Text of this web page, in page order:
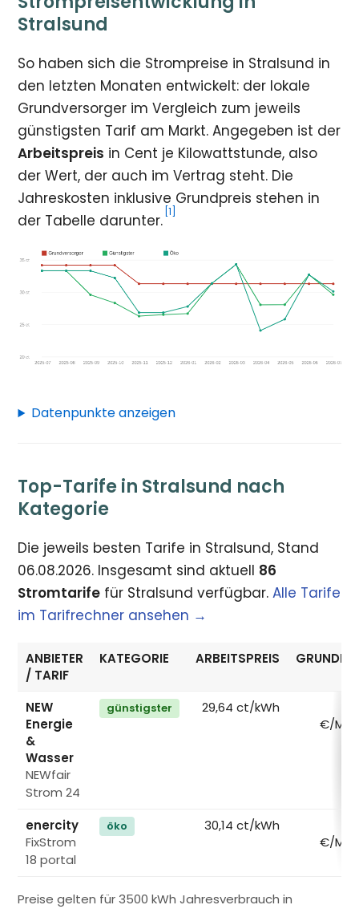
Stralsund
So haben sich die Strompreise in Stralsund in
den letzten Monaten entwickelt: der lokale
Grundversorger im Vergleich zum jeweils
günstigsten Tarif am Markt. Angegeben ist der
Arbeitspreis in Cent je Kilowattstunde, also
der Wert, der auch im Vertrag steht. Die
Jahreskosten inklusive Grundpreis stehen in
der Tabelle darunter. [1]
Datenpunkte anzeigen
Top-Tarife in Stralsund nach
Kategorie
Die jeweils besten Tarife in Stralsund, Stand
06.08.2026. Insgesamt sind aktuell 86
Stromtarife für Stralsund verfügbar.Alle Tarife
im Tarifrechner ansehen →
ANBIETER
/ TARIF
KATEGORIE ARBEITSPREIS
NEW
Energie
&
Wasser
NEWfair
Strom 24
günstigster 29,64 ct/kWh
€/
enercity
FixStrom
18 portal
öko 30,14 ct/kWh
€/
Preise gelten für 3500 kWh Jahresverbrauch in